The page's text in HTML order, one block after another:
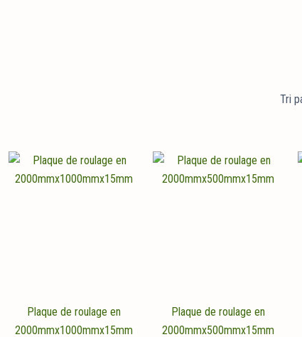
Plaque de roulage en
2000mmx1000mmx15mm
Plaque de roulage en
2000mmx500mmx15mm